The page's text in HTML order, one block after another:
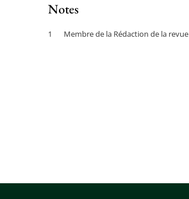
Notes
Membre de la Rédaction de la revue